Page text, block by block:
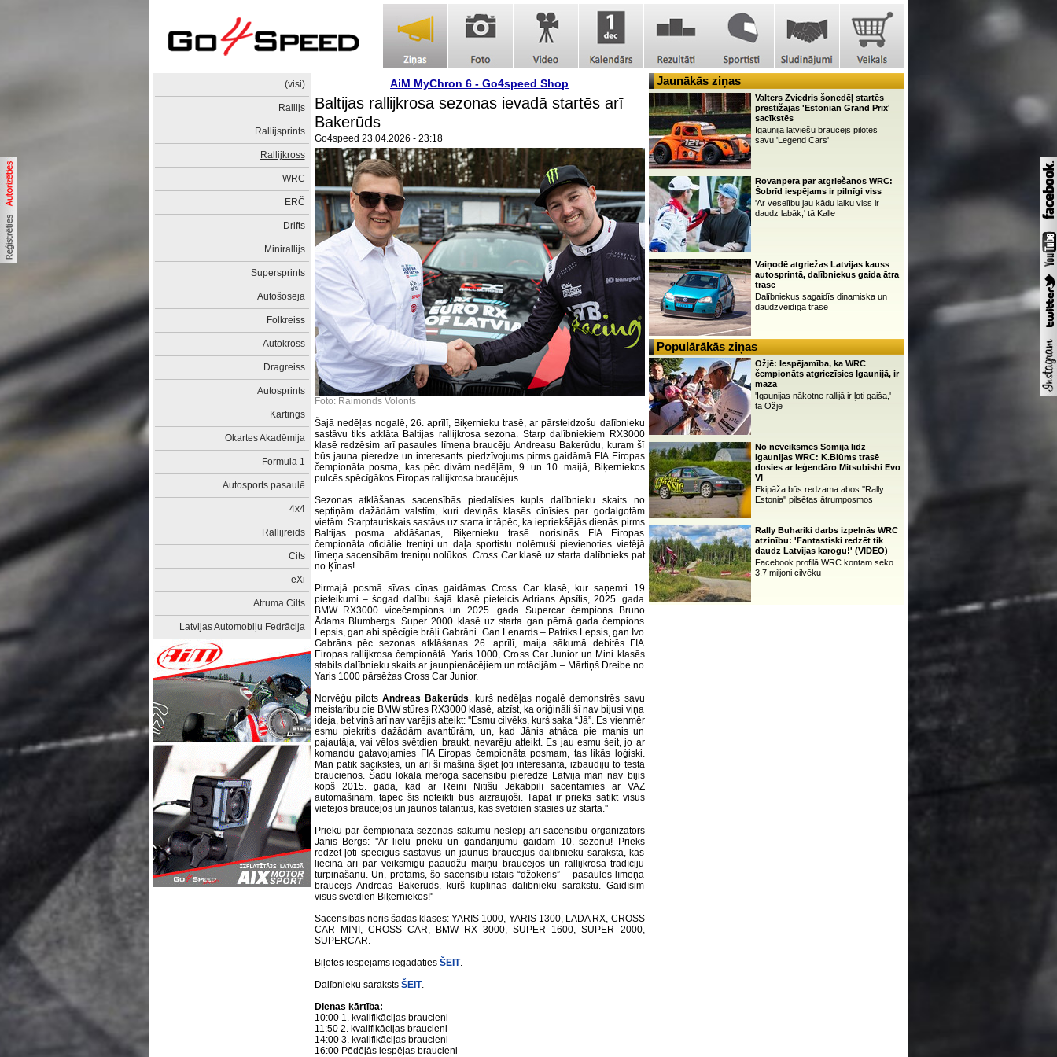
(visi)
Rallijs
Rallijsprints
Rallijkross
WRC
ERČ
Drifts
Minirallijs
Supersprints
Autošoseja
Folkreiss
Autokross
Dragreiss
Autosprints
Kartings
Okartes Akadēmija
Formula 1
Autosports pasaulē
4x4
Rallijreids
Cits
eXi
Ātruma Cilts
Latvijas Automobiļu Fedrācija
AiM MyChron 6 - Go4speed Shop
Baltijas rallijkrosa sezonas ievadā startēs arī
Bakerūds
Go4speed 23.04.2026 - 23:18
Foto: Raimonds Volonts
Šajā nedēļas nogalē, 26. aprīlī, Biķernieku trasē, ar pārsteidzošu dalībnieku
sastāvu tiks atklāta Baltijas rallijkrosa sezona. Starp dalībniekiem RX3000
klasē redzēsim arī pasaules līmeņa braucēju Andreasu Bakerūdu, kuram šī
būs jauna pieredze un interesants piedzīvojums pirms gaidāmā FIA Eiropas
čempionāta posma, kas pēc divām nedēļām, 9. un 10. maijā, Biķerniekos
pulcēs spēcīgākos Eiropas rallijkrosa braucējus.
Sezonas atklāšanas sacensībās piedalīsies kupls dalībnieku skaits no
septiņām dažādām valstīm, kuri deviņās klasēs cīnīsies par godalgotām
vietām. Starptautiskais sastāvs uz starta ir tāpēc, ka iepriekšējās dienās pirms
Baltijas posma atklāšanas, Biķernieku trasē norisinās FIA Eiropas
čempionāta oficiālie treniņi un daļa sportistu nolēmuši pievienoties vietējā
līmeņa sacensībām treniņu nolūkos. Cross Carklasē uz starta dalībnieks pat
no Ķīnas!
Pirmajā posmā sīvas cīņas gaidāmas Cross Car klasē, kur saņemti 19
pieteikumi – šogad dalību šajā klasē pieteicis Adrians Apsītis, 2025. gada
BMW RX3000 vicečempions un 2025. gada Supercar čempions Bruno
Ādams Blumbergs. Super 2000 klasē uz starta gan pērnā gada čempions
Lepsis, gan abi spēcīgie brāļi Gabrāni. Gan Lenards – Patriks Lepsis, gan Ivo
Gabrāns pēc sezonas atklāšanas 26. aprīlī, maija sākumā debitēs FIA
Eiropas rallijkrosa čempionātā. Yaris 1000, Cross Car Junior un Mini klasēs
stabils dalībnieku skaits ar jaunpienācējiem un rotācijām – Mārtiņš Dreibe no
Yaris 1000 pārsēžas Cross Car Junior.
Norvēģu pilots Andreas Bakerūds, kurš nedēļas nogalē demonstrēs savu
meistarību pie BMW stūres RX3000 klasē, atzīst, ka oriģināli šī nav bijusi viņa
ideja, bet viņš arī nav varējis atteikt: ''Esmu cilvēks, kurš saka “Jā”. Es vienmēr
esmu piekritis dažādām avantūrām, un, kad Jānis atnāca pie manis un
pajautāja, vai vēlos svētdien braukt, nevarēju atteikt. Es jau esmu šeit, jo ar
komandu gatavojamies FIA Eiropas čempionāta posmam, tas likās loģiski.
Man patīk sacīkstes, un arī šī mašīna šķiet ļoti interesanta, izbaudīju to testa
braucienos. Šādu lokāla mēroga sacensību pieredze Latvijā man nav bijis
kopš 2015. gada, kad ar Reini Nitišu Jēkabpilī sacentāmies ar VAZ
automašīnām, tāpēc šis noteikti būs aizraujoši. Tāpat ir prieks satikt visus
vietējos braucējos un jaunos talantus, kas svētdien stāsies uz starta.''
Prieku par čempionāta sezonas sākumu neslēpj arī sacensību organizators
Jānis Bergs: ''Ar lielu prieku un gandarījumu gaidām 10. sezonu! Prieks
redzēt ļoti spēcīgus sastāvus un jaunus braucējus dalībnieku sarakstā, kas
liecina arī par veiksmīgu paaudžu maiņu braucējos un rallijkrosa tradīciju
turpināšanu. Un, protams, šo sacensību īstais “džokeris” – pasaules līmeņa
braucējs Andreas Bakerūds, kurš kuplinās dalībnieku sarakstu. Gaidīsim
visus svētdien Biķerniekos!''
Sacensības noris šādās klasēs: YARIS 1000, YARIS 1300, LADA RX, CROSS
CAR MINI, CROSS CAR, BMW RX 3000, SUPER 1600, SUPER 2000,
SUPERCAR.
Biļetes iespējams iegādāties ŠEIT.
Dalībnieku saraksts ŠEIT.
Dienas kārtība:
10:00 1. kvalifikācijas braucieni
11:50 2. kvalifikācijas braucieni
14:00 3. kvalifikācijas braucieni
16:00 Pēdējās iespējas braucieni
Jaunākās ziņas
Valters Zviedris šonedēļ startēs
prestižajās 'Estonian Grand Prix'
sacīkstēs
Igaunijā latviešu braucējs pilotēs
savu 'Legend Cars'
Rovanpera par atgriešanos WRC:
Šobrīd iespējams ir pilnīgi viss
'Ar veselību jau kādu laiku viss ir
daudz labāk,' tā Kalle
Vaiņodē atgriežas Latvijas kauss
autosprintā, dalībniekus gaida ātra
trase
Dalībniekus sagaidīs dinamiska un
daudzveidīga trase
Populārākās ziņas
Ožjē: Iespējamība, ka WRC
čempionāts atgriezīsies Igaunijā, ir
maza
'Igaunijas nākotne rallijā ir ļoti gaiša,'
tā Ožjē
No neveiksmes Somijā līdz
Igaunijas WRC: K.Blūms trasē
dosies ar leģendāro Mitsubishi Evo
VI
Ekipāža būs redzama abos ''Rally
Estonia'' pilsētas ātrumposmos
Rally Buhariki darbs izpelnās WRC
atzinību: 'Fantastiski redzēt tik
daudz Latvijas karogu!' (VIDEO)
Facebook profilā WRC kontam seko
3,7 miljoni cilvēku